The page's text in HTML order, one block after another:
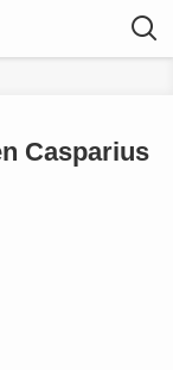
Casparius